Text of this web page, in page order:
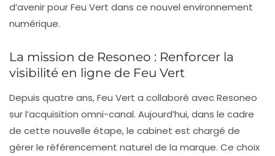
d’avenir pour Feu Vert dans ce nouvel environnement
numérique.
La mission de Resoneo : Renforcer la
visibilité en ligne de Feu Vert
Depuis quatre ans, Feu Vert a collaboré avec Resoneo
sur l’acquisition omni-canal. Aujourd’hui, dans le cadre
de cette nouvelle étape, le cabinet est chargé de
gérer le référencement naturel de la marque. Ce choix